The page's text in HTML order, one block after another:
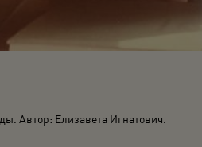
Автор: Елизавета Игнатович.